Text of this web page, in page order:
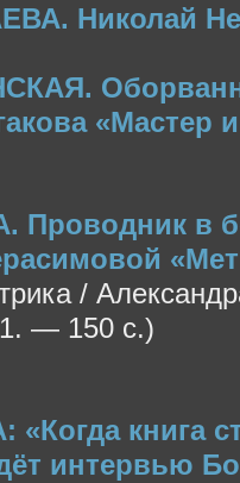
Николай
«Мастер
в
/
— 150 с.)
книга
интервью